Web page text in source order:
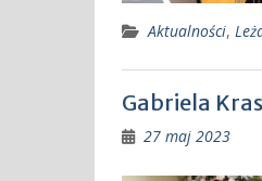
Aktualności,
Gabriela
27 maj 2023